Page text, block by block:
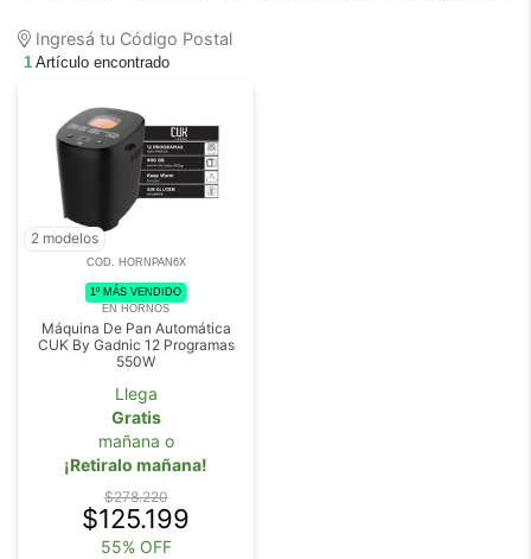
Ingresá tu Código Postal
1 Artículo encontrado
2 modelos
COD. HORNPAN6X
1º MÁS VENDIDO
EN HORNOS
Máquina De Pan Automática
CUK By Gadnic 12 Programas
550W
Llega
Gratis
mañana o
¡Retiralo mañana!
$278.220
$125.199
55% OFF